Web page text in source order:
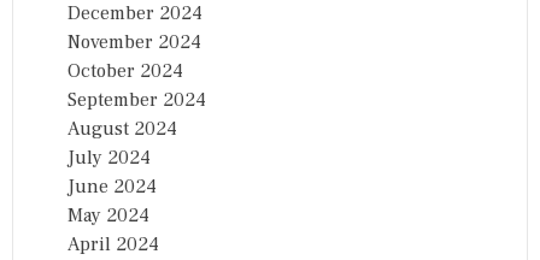
December 2024
November 2024
October 2024
September 2024
August 2024
July 2024
June 2024
May 2024
April 2024